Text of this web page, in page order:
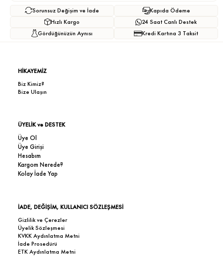
Sorunsuz Değişim ve İade
Hızlı Kargo
Gördüğünüzün Aynısı
Kapıda Ödeme
24 Saat Canlı Destek
Kredi Kartına 3 Taksit
HİKAYEMİZ
Biz Kimiz?
Bize Ulaşın
ÜYELİK ve DESTEK
Üye Ol
Üye Girişi
Hesabım
Kargom Nerede?
Kolay İade Yap
İADE, DEĞİŞİM, KULLANICI SÖZLEŞMESİ
Gizlilik ve Çerezler
Üyelik Sözleşmesi
KVKK Aydınlatma Metni
İade Prosedürü
ETK Aydınlatma Metni